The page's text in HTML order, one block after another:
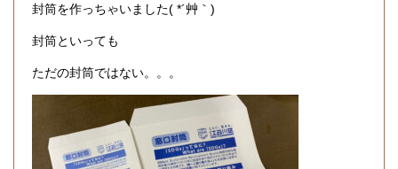
封筒を作っちゃいました( *´艸｀)
封筒といっても
ただの封筒ではない。。。